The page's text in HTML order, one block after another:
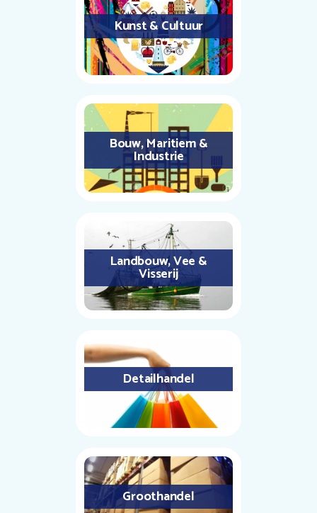
Kunst & Cultuur
Bouw, Maritiem &
Industrie
Landbouw, Vee &
Visserij
Detailhandel
Groothandel